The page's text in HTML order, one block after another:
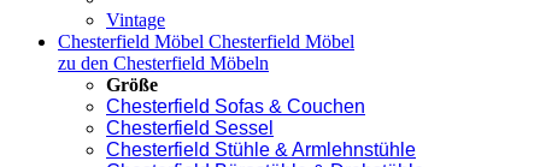
Vintage
Chesterfield Möbel Chesterfield Möbel
zu den Chesterfield Möbeln
Größe
Chesterfield Sofas & Couchen
Chesterfield Sessel
Chesterfield Stühle & Armlehnstühle